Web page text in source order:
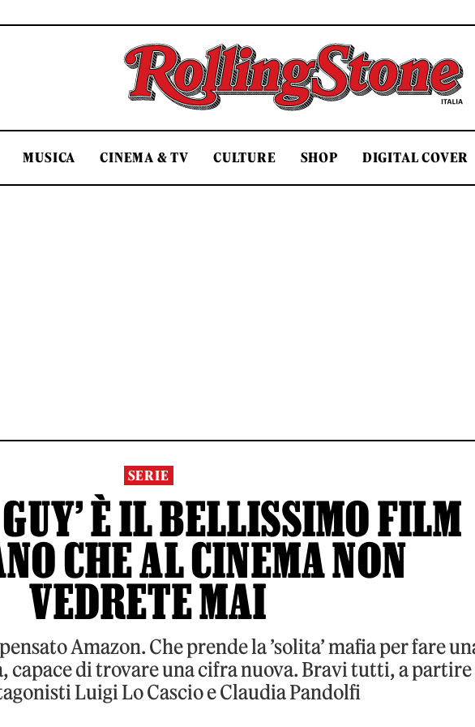
Rolling Stone Italia
MUSICA CINEMA & TV CULTURE SHOP DIGITAL COVER
SERIE
È IL BELLISSIMO FILM
CHE AL CINEMA NON
VEDRETE MAI
Amazon. Che prende la ’solita’ mafia per fare
capace di trovare una cifra nuova. Bravi tutti, a partire
Luigi Lo Cascio e Claudia Pandolfi